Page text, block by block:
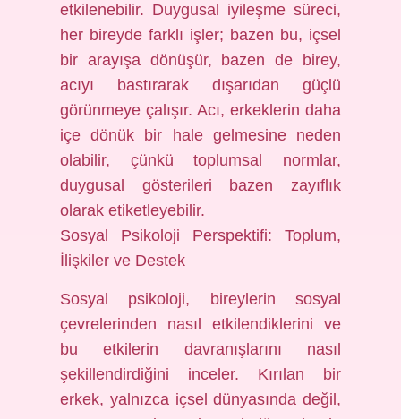
etkilenebilir. Duygusal iyileşme süreci,
her bireyde farklı işler; bazen bu, içsel
bir arayışa dönüşür, bazen de birey,
acıyı bastırarak dışarıdan güçlü
görünmeye çalışır. Acı, erkeklerin daha
içe dönük bir hale gelmesine neden
olabilir, çünkü toplumsal normlar,
duygusal gösterileri bazen zayıflık
olarak etiketleyebilir.
Sosyal Psikoloji Perspektifi: Toplum,
İlişkiler ve Destek
Sosyal psikoloji, bireylerin sosyal
çevrelerinden nasıl etkilendiklerini ve
bu etkilerin davranışlarını nasıl
şekillendirdiğini inceler. Kırılan bir
erkek, yalnızca içsel dünyasında değil,